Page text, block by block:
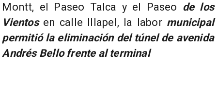
Montt, el Paseo Talca y el Paseo de los
Vientosen calle Illapel, la labor municipal
permitió la eliminación del túnelde avenida
Andrés Bello frente al terminal